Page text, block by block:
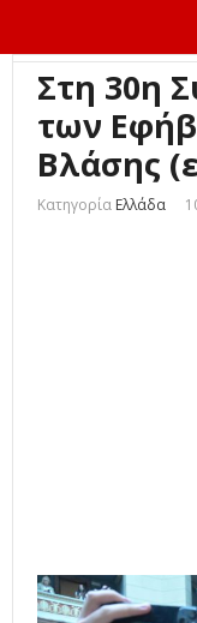
Στη 30η
των
Βλάσης
Κατηγορία Ελλάδα